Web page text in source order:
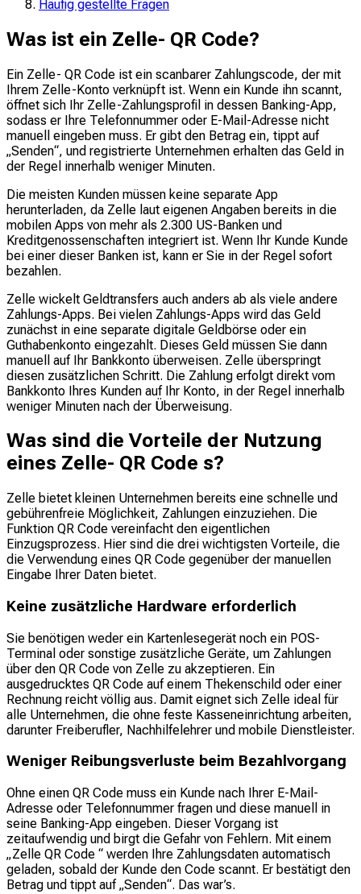
Häufig gestellte Fragen
Was ist ein Zelle- QR Code?
Ein Zelle- QR Code ist ein scanbarer Zahlungscode, der mit
Ihrem Zelle-Konto verknüpft ist. Wenn ein Kunde ihn scannt,
öffnet sich Ihr Zelle-Zahlungsprofil in dessen Banking-App,
sodass er Ihre Telefonnummer oder E-Mail-Adresse nicht
manuell eingeben muss. Er gibt den Betrag ein, tippt auf
„Senden“, und registrierte Unternehmen erhalten das Geld in
der Regel innerhalb weniger Minuten.
Die meisten Kunden müssen keine separate App
herunterladen, da Zelle laut eigenen Angaben bereits in die
mobilen Apps von mehr als 2.300 US-Banken und
Kreditgenossenschaften integriert ist. Wenn Ihr Kunde Kunde
bei einer dieser Banken ist, kann er Sie in der Regel sofort
bezahlen.
Zelle wickelt Geldtransfers auch anders ab als viele andere
Zahlungs-Apps. Bei vielen Zahlungs-Apps wird das Geld
zunächst in eine separate digitale Geldbörse oder ein
Guthabenkonto eingezahlt. Dieses Geld müssen Sie dann
manuell auf Ihr Bankkonto überweisen. Zelle überspringt
diesen zusätzlichen Schritt. Die Zahlung erfolgt direkt vom
Bankkonto Ihres Kunden auf Ihr Konto, in der Regel innerhalb
weniger Minuten nach der Überweisung.
Was sind die Vorteile der Nutzung
eines Zelle- QR Code s?
Zelle bietet kleinen Unternehmen bereits eine schnelle und
gebührenfreie Möglichkeit, Zahlungen einzuziehen. Die
Funktion QR Code vereinfacht den eigentlichen
Einzugsprozess. Hier sind die drei wichtigsten Vorteile, die
die Verwendung eines QR Code gegenüber der manuellen
Eingabe Ihrer Daten bietet.
Keine zusätzliche Hardware erforderlich
Sie benötigen weder ein Kartenlesegerät noch ein POS-
Terminal oder sonstige zusätzliche Geräte, um Zahlungen
über den QR Code von Zelle zu akzeptieren. Ein
ausgedrucktes QR Code auf einem Thekenschild oder einer
Rechnung reicht völlig aus. Damit eignet sich Zelle ideal für
alle Unternehmen, die ohne feste Kasseneinrichtung arbeiten,
darunter Freiberufler, Nachhilfelehrer und mobile Dienstleister.
Weniger Reibungsverluste beim Bezahlvorgang
Ohne einen QR Code muss ein Kunde nach Ihrer E-Mail-
Adresse oder Telefonnummer fragen und diese manuell in
seine Banking-App eingeben. Dieser Vorgang ist
zeitaufwendig und birgt die Gefahr von Fehlern. Mit einem
„Zelle QR Code “ werden Ihre Zahlungsdaten automatisch
geladen, sobald der Kunde den Code scannt. Er bestätigt den
Betrag und tippt auf „Senden“. Das war’s.